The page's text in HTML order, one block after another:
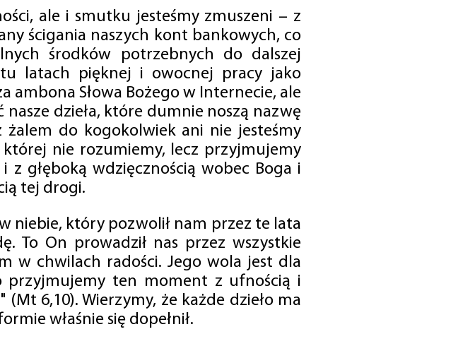
ale i smutku jesteśmy zmuszeni – z
ścigania naszych kont bankowych, co
środków potrzebnych do dalszej
latach pięknej i owocnej pracy jako
ambona Słowa Bożego w Internecie, ale
dzieła, które dumnie noszą nazwę
żalem do kogokolwiek ani nie jesteśmy
której nie rozumiemy, lecz przyjmujemy
z głęboką wdzięcznością wobec Boga i
tej drogi.
niebie, który pozwolił nam przez te lata
To On prowadził nas przez wszystkie
w chwilach radości. Jego wola jest dla
przyjmujemy ten moment z ufnością i
(Mt 6,10). Wierzymy, że każde dzieło ma
właśnie się dopełnił.